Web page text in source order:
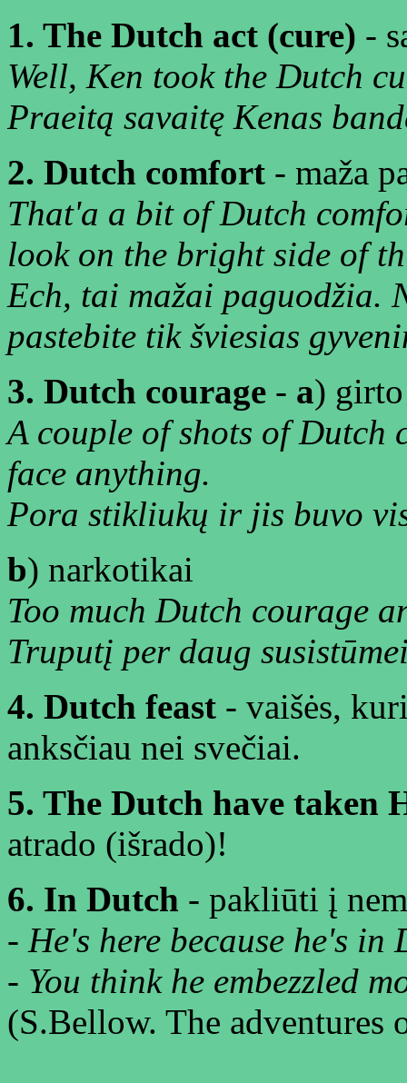
1. The Dutch act (cure) -
Well, Ken took the Dutch
Praeitą savaitę Kenas
2. Dutch comfort - maža
That'a a bit of Dutch
look on the bright side of
Ech, tai mažai paguodžia.
pastebite tik šviesias
3. Dutch courage - a) girto
A couple of shots of Dutch
face anything.
Pora stikliukų ir jis buvo
b) narkotikai
Too much Dutch courage
Truputį per daug
4. Dutch feast - vaišės,
anksčiau nei svečiai.
5. The Dutch have taken
atrado (išrado)!
6. In Dutch - pakliūti į
- He's here because he's in
- You think he embezzled
(S.Bellow. The adventures